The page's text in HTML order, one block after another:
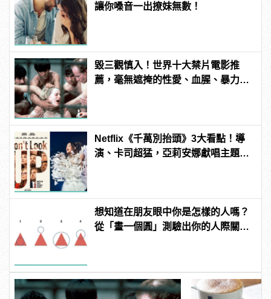
讓你嗓音一出撩妹無數！
毀三觀慎入！世界十大禁片電影推
薦，毫無遮掩的性愛、血腥、暴力、
Netflix《千萬別抬頭》3大看點！導
演、卡司超猛，亞莉安娜獻唱主題
想知道在朋友眼中你是怎樣的人嗎？
從「畫一個圓」測驗出你的人際關